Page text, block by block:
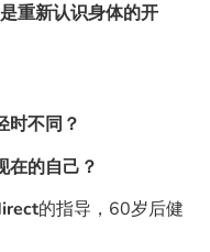
重新认识身体的开
时不同？
在的自己？
的指导，60岁后健